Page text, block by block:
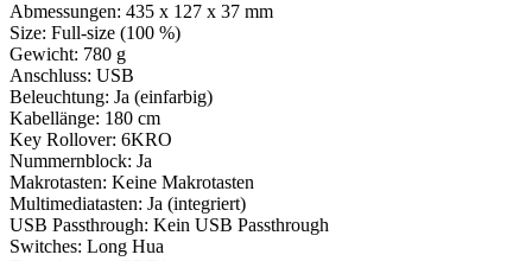
Abmessungen: 435 x 127 x 37 mm
Size: Full-size (100 %)
Gewicht: 780 g
Anschluss: USB
Beleuchtung: Ja (einfarbig)
Kabellänge: 180 cm
Key Rollover: 6KRO
Nummernblock: Ja
Makrotasten: Keine Makrotasten
Multimediatasten: Ja (integriert)
USB Passthrough: Kein USB Passthrough
Switches: Long Hua